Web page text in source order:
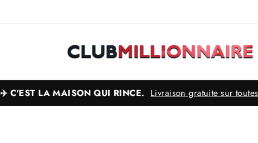
✈️ C'EST LA MAISON QUI RINCE. Livraison gratuite sur